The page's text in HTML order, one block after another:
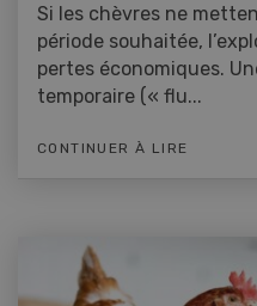
Si les chèvres ne
période souhaitée,
pertes économiques.
temporaire (« flu...
CONTINUER À LIRE